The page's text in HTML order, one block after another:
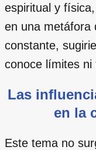
espiritual y
en una metáfora
constante,
conoce límites ni
Las
en la
Este tema no